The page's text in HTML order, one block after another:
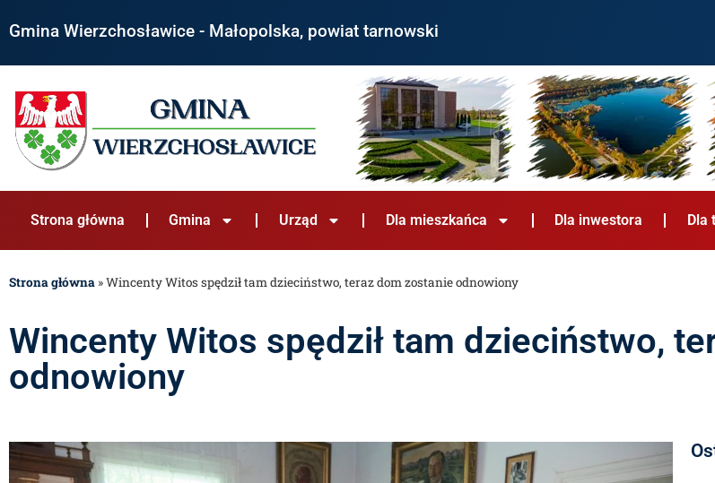
Gmina Wierzchosławice - Małopolska, powiat tarnowski
Strona główna Gmina Urząd Dla mieszkańca Dla inwestora Dla
Strona główna »Wincenty Witos spędził tam dzieciństwo, teraz dom zostanie odnowiony
Wincenty Witos spędził tam dzieciństwo,
odnowiony